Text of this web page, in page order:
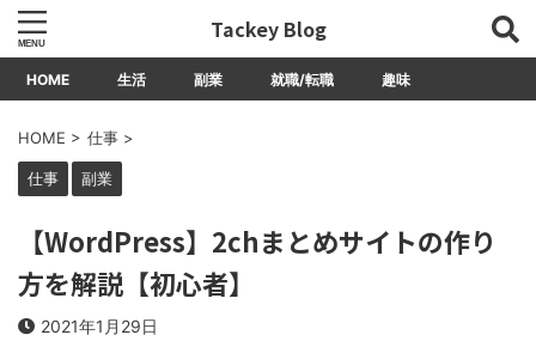
Tackey Blog
HOME 生活 副業 就職/転職 趣味
HOME > 仕事 >
仕事 副業
【WordPress】2chまとめサイトの作り
方を解説【初心者】
2021年1月29日